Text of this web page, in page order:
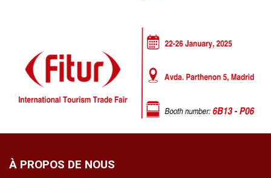
À PROPOS DE NOUS